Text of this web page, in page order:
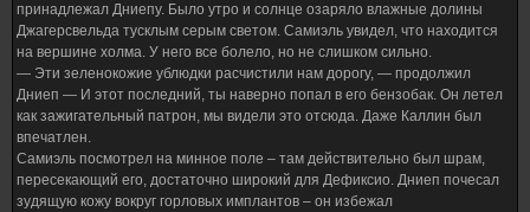
принадлежал Дниепу. Было утро и солнце озаряло влажные долины
Джагерсвельда тусклым серым светом. Самиэль увидел, что находится
на вершине холма. У него все болело, но не слишком сильно.
— Эти зеленокожие ублюдки расчистили нам дорогу, — продолжил
Дниеп — И этот последний, ты наверно попал в его бензобак. Он летел
как зажигательный патрон, мы видели это отсюда. Даже Каллин был
впечатлен.
Самиэль посмотрел на минное поле – там действительно был шрам,
пересекающий его, достаточно широкий для Дефиксио. Дниеп почесал
зудящую кожу вокруг горловых имплантов – он избежал